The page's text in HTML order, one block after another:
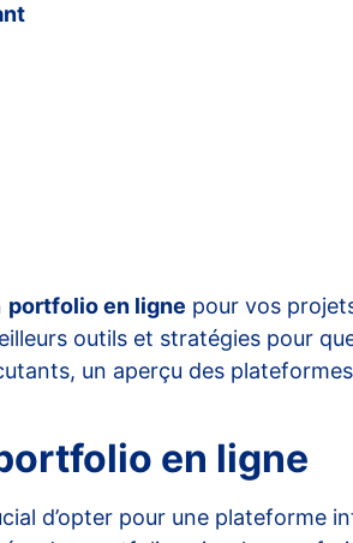
portfolio en ligne pour vos
outils et stratégies pour
un aperçu des
en ligne
d’opter pour une plateforme